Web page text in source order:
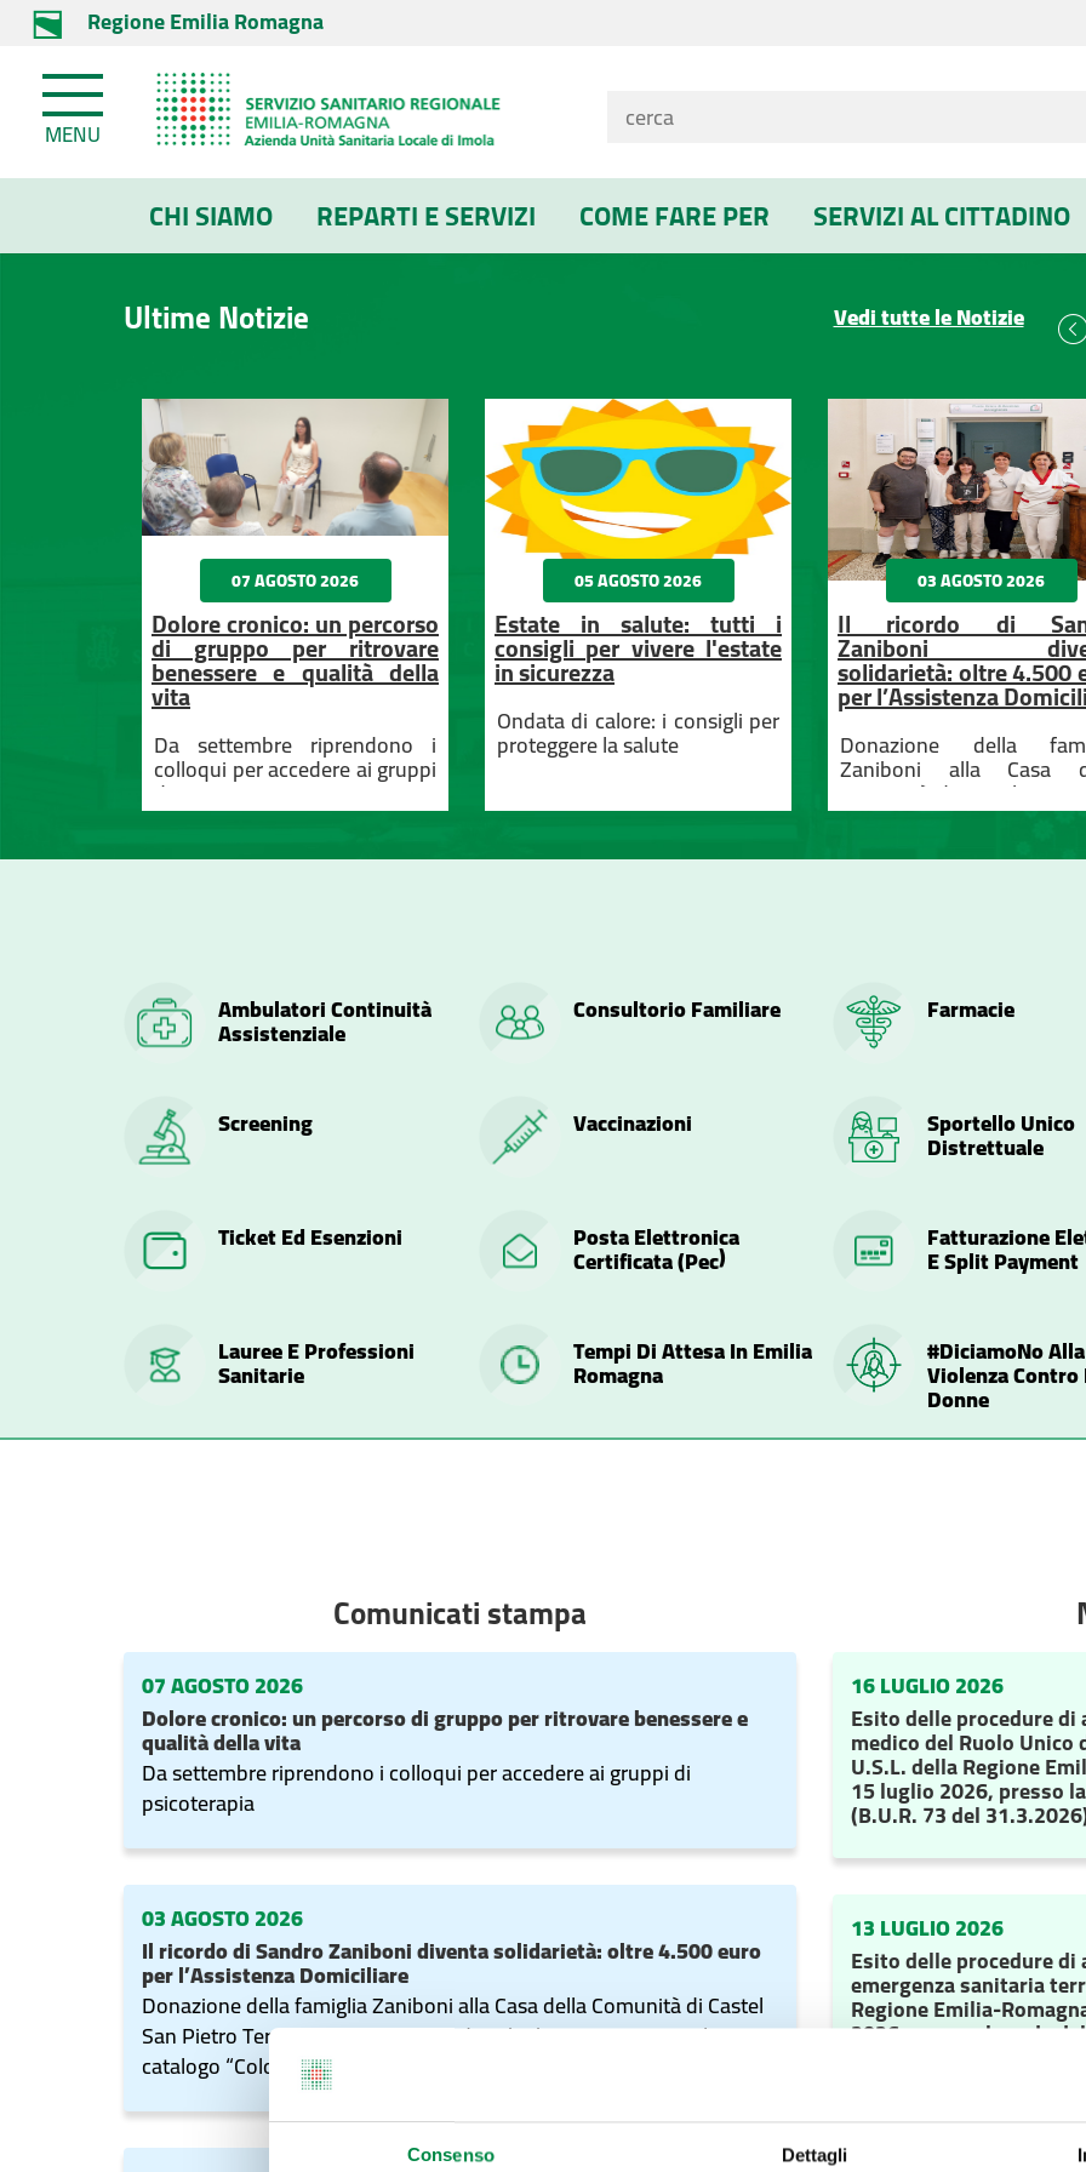
Consenso Dettagli
Regione Emilia Romagna
MENU
CHI SIAMO REPARTI E SERVIZI COME FARE PER SERVIZI AL CITTADINO
Ultime Notizie Vedi tutte le Notizie
07 AGOSTO 2026
Dolore cronico: un percorso
di gruppo per ritrovare
benessere e qualità della
vita
Da settembre riprendono i
colloqui per accedere ai gruppi
di psicoterapia
05 AGOSTO 2026
Estate in salute: tutti i
consigli per vivere l'estate
in sicurezza
Ondata di calore: i consigli per
proteggere la salute
03 AGOSTO 2026
Il ricordo di
Zaniboni
solidarietà: oltre 4.500
per l’Assistenza
Donazione della
Zaniboni alla Casa
Comunità di Castel San
Terme: un grazie ai
catalogo “Colore e
Ambulatori Continuità
Assistenziale
Consultorio Familiare Farmacie
Screening Vaccinazioni Sportello Unico
Distrettuale
Ticket Ed Esenzioni Posta Elettronica
Certificata (pec)
Fatturazione
E Split Payment
Lauree E Professioni
Sanitarie
Tempi Di Attesa In Emilia
Romagna
#diciamoNo Alla
Violenza Contro
Donne
Comunicati stampa
07 AGOSTO 2026
Dolore cronico: un percorso di gruppo per ritrovare benessere e
qualità della vita
Da settembre riprendono i colloqui per accedere ai gruppi di
psicoterapia
03 AGOSTO 2026
Il ricordo di Sandro Zaniboni diventa solidarietà: oltre 4.500 euro
per l’Assistenza Domiciliare
Donazione della famiglia Zaniboni alla Casa della Comunità di Castel
San Pietro Terme: un grazie ai cittadini che hanno sostenuto il
catalogo “Colore e Argilla”, rendendo possibile questa raccolta fondi.
16 LUGLIO 2026
Esito delle procedure
medico del Ruolo
U.S.L. della Regione
15 luglio 2026, presso
(B.U.R. 73 del
13 LUGLIO 2026
Esito delle procedure
emergenza sanitaria
Regione Emilia-
2026 , presso la sede